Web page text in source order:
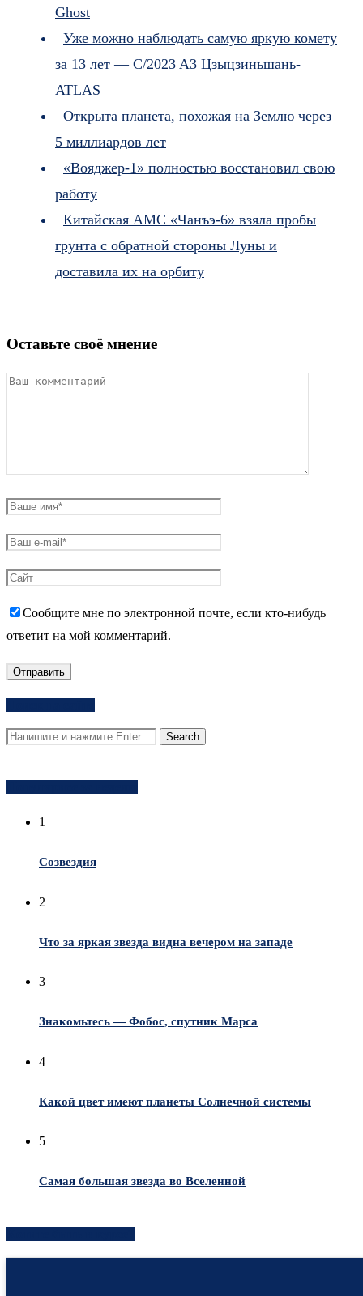
Ghost
Уже можно наблюдать самую яркую комету
за 13 лет — C/2023 A3 Цзыцзиньшань-
ATLAS
Открыта планета, похожая на Землю через
5 миллиардов лет
«Вояджер-1» полностью восстановил свою
работу
Китайская АМС «Чанъэ-6» взяла пробы
грунта с обратной стороны Луны и
доставила их на орбиту
Оставьте своё мнение
Сообщите мне по электронной почте, если кто-нибудь
ответит на мой комментарий.
1
Созвездия
2
Что за яркая звезда видна вечером на западе
3
Знакомьтесь — Фобос, спутник Марса
4
Какой цвет имеют планеты Солнечной системы
5
Самая большая звезда во Вселенной